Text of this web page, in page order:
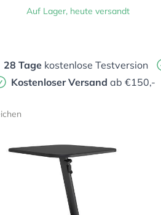
Auf Lager, heute versandt
28 Tage kostenlose Testversion
Kostenloser Versand ab €150,-